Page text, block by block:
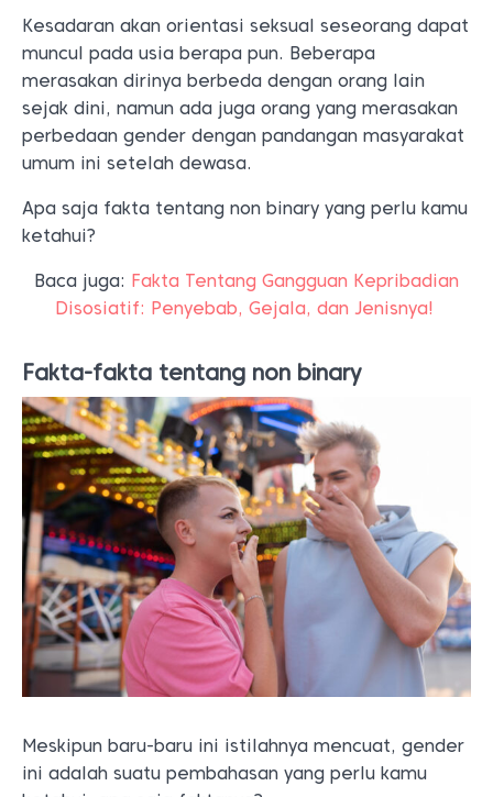
Kesadaran akan orientasi seksual seseorang dapat
muncul pada usia berapa pun. Beberapa
merasakan dirinya berbeda dengan orang lain
sejak dini, namun ada juga orang yang merasakan
perbedaan gender dengan pandangan masyarakat
umum ini setelah dewasa.
Apa saja fakta tentang non binary yang perlu kamu
ketahui?
Baca juga: Fakta Tentang Gangguan Kepribadian
Disosiatif: Penyebab, Gejala, dan Jenisnya!
Fakta-fakta tentang non binary
Meskipun baru-baru ini istilahnya mencuat, gender
ini adalah suatu pembahasan yang perlu kamu